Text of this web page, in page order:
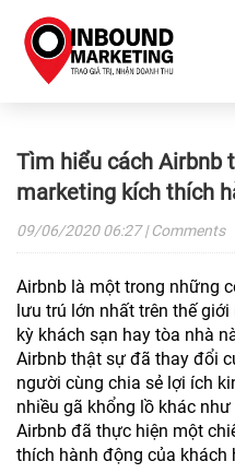
Tìm hiểu cách Airbnb
marketing kích thích
09/06/202006:27| Comments
Airbnb là một trong những
lưu trú lớn nhất trên thế
kỳ khách sạn hay tòa nhà
Airbnb thật sự đã thay đổi
người cùng chia sẻ lợi ích
nhiều gã khổng lồ khác
Airbnb đã thực hiện một
thích hành động của khách